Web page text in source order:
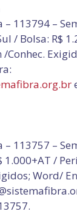
113794 –
/ Bolsa: R$
/Conhec.
113757 –
1.000+AT /
Word/